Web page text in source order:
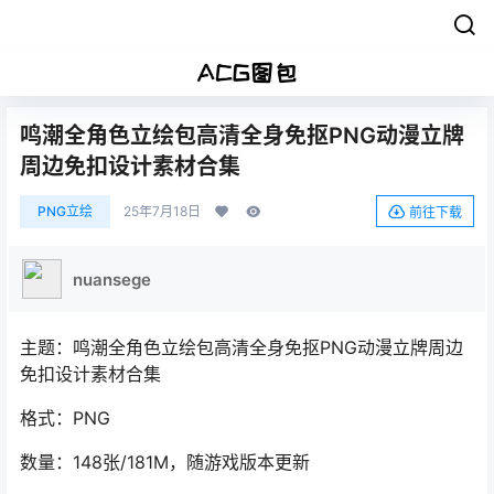
鸣潮全角色立绘包高清全身免抠PNG动漫立牌
周边免扣设计素材合集
PNG立绘 25年7月18日 前往下载
nuansege
主题：鸣潮全角色立绘包高清全身免抠PNG动漫立牌周边
免扣设计素材合集
格式：PNG
数量：148张/181M，随游戏版本更新